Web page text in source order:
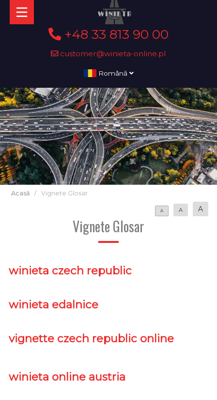
+48 33 813 90 00
customer@winieta-online.pl
Română
Acasă / Vignete Glosar
A A A
Vignete Glosar
winieta czech republic
winieta edalnice
vignette czech republic online
winieta online austria